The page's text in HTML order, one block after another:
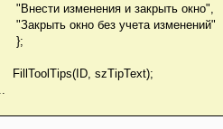
"Внести изменения и закрыть окно",
"Закрыть окно без учета изменений"
};
FillToolTips(ID, szTipText);